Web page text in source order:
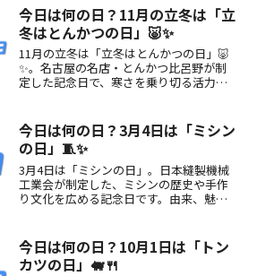
ます。
今日は何の日？11月の立冬は「立
冬はとんかつの日」🐷✨
11月の立冬は「立冬はとんかつの日」🐷
✨。名古屋の名店・とんかつ比呂野が制
定した記念日で、寒さを乗り切る活力を
今日は何の日？3月4日は「ミシン
の日」🧵✨
3月4日は「ミシンの日」。日本縫製機械
工業会が制定した、ミシンの歴史や手作
り文化を広める記念日です。由来、魅
今日は何の日？10月1日は「トン
カツの日」🐖🍴